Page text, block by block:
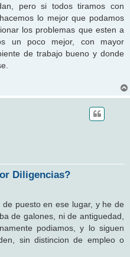
pero si todos tiramos con
lo mejor que podamos
los problemas que esten a
un poco mejor, con mayor
de trabajo bueno y donde
Diligencias?
puesto en ese lugar, y he de
de galones, ni de antiguedad,
podiamos, y lo siguen
sin distincion de empleo o